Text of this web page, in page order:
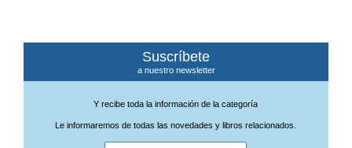
Suscríbete
a nuestro newsletter
Y recibe toda la información de la categoría
Le informaremos de todas las novedades y libros relacionados.